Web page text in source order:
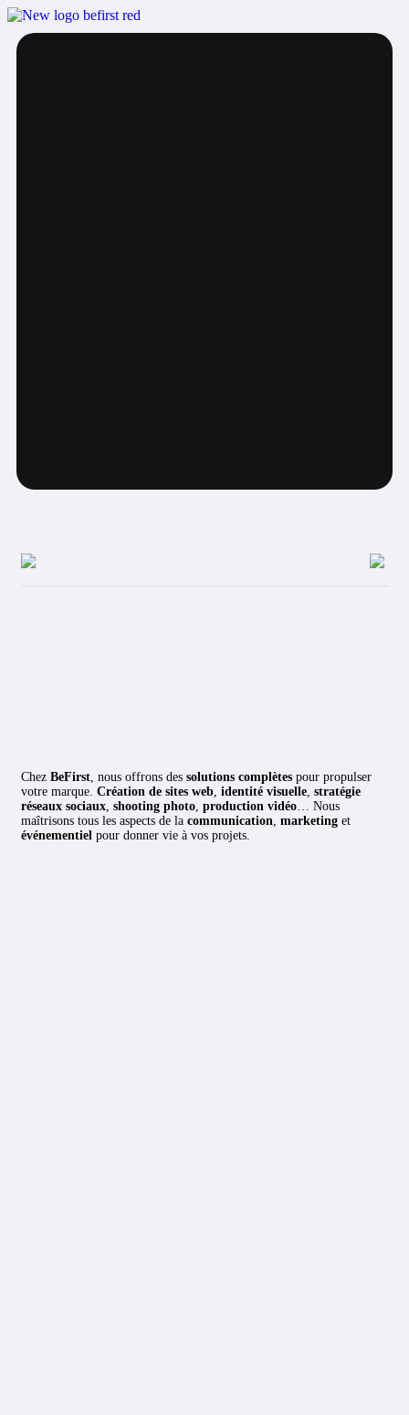
Chez BeFirst, nous offrons des solutions complètes pour propulser
votre marque. Création de sites web, identité visuelle, stratégie
réseaux sociaux, shooting photo, production vidéo… Nous
maîtrisons tous les aspects de la communication, marketing et
événementiel pour donner vie à vos projets.